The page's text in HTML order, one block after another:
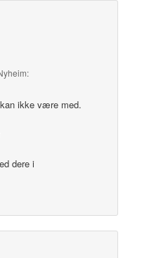
:
ikke være med.
dere i